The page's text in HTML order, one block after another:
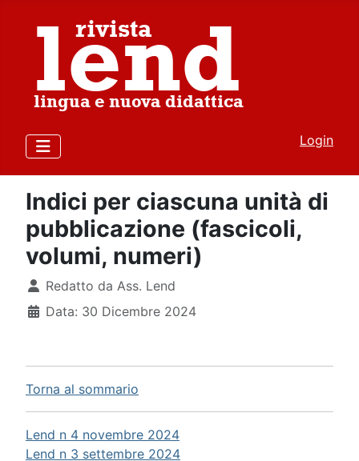
Login
Indici per ciascuna unità di
pubblicazione (fascicoli,
volumi, numeri)
Dettagli
Redatto da Ass. Lend
Data: 30 Dicembre 2024
Torna al sommario
Lend n 4 novembre 2024
Lend n 3 settembre 2024